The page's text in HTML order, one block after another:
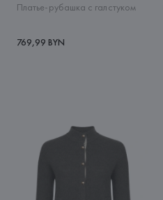
Платье-рубашка с галстуком
769,99 BYN